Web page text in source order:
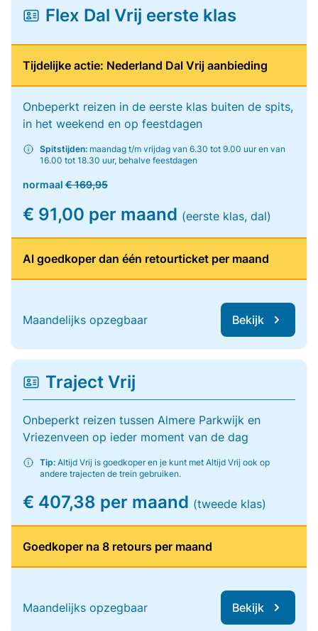
Flex Dal Vrij eerste klas
Tijdelijke actie: Nederland Dal Vrij aanbieding
Onbeperkt reizen in de eerste klas buiten de spits,
in het weekend en op feestdagen
Spitstijden: maandag t/m vrijdag van 6.30 tot 9.00 uur en van
16.00 tot 18.30 uur, behalve feestdagen
normaal € 169,95
€ 91,00 per maand (eerste klas, dal)
Al goedkoper dan één retourticket per maand
Maandelijks opzegbaar Bekijk
Traject Vrij
Onbeperkt reizen tussen Almere Parkwijk en
Vriezenveen op ieder moment van de dag
Tip: Altijd Vrij is goedkoper en je kunt met Altijd Vrij ook op
andere trajecten de trein gebruiken.
€ 407,38 per maand (tweede klas)
Goedkoper na 8 retours per maand
Maandelijks opzegbaar Bekijk